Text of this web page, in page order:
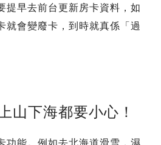
提早去前台更新房卡資料，如
就會變廢卡，到時就真係「過
山下海都要小心！
功能。例如去北海道滑雪，濕